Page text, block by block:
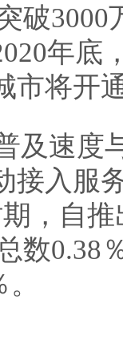
破
年底
市将开
及速度
接入服
，自
数0.38